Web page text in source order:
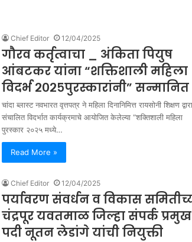
Chief Editor 12/04/2025
गौरव कर्तृत्वाचा _ अंकिता पियुष
आंबटकर यांना “शक्तिशाली महिला
विदर्भ २०२५पुरस्कारांनी” सन्मानित
चांदा ब्लास्ट नवभारत वृत्तपत्र ने महिला दिनानिमित्त रायसोनी शिक्षण द्वारा
संचालित विदर्भात कार्यक्रमाचे आयोजित केलेल्या “शक्तिशाली महिला
पुरस्कार २०२५ मध्ये…
Read More »
Chief Editor 12/04/2025
पर्यावरण संवर्धन व विकास
चंद्रपूर यवतमाळ जिल्हा संपर्क प्रमुख
पदी नूतन लेडांगे यांची नियुक्ती